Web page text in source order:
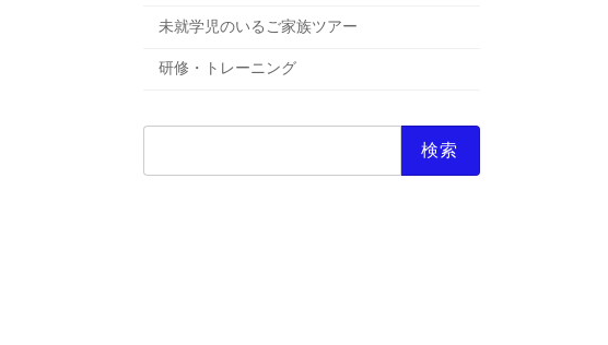
未就学児のいるご家族ツアー
研修・トレーニング